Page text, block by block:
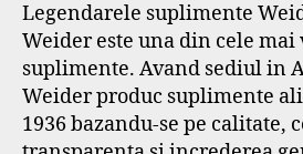
Legendarele suplimente
Weider este una din cele
suplimente. Avand sediul in
Weider produc suplimente
1936 bazandu-se pe calitate,